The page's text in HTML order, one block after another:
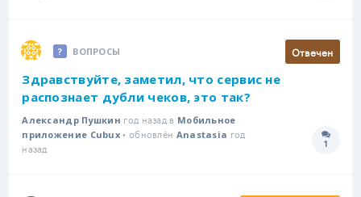
ВОПРОСЫ Отвечен
Здравствуйте, заметил, что сервис не
распознает дубли чеков, это так?
Александр Пушкин год назад в Мобильное
приложение Cubux • обновлён Anastasia год
назад
1